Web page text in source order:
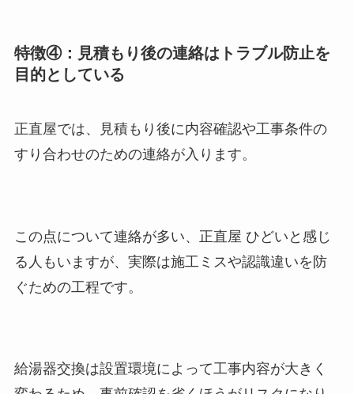
特徴④：見積もり後の連絡はトラブル防止を
目的としている
正直屋では、見積もり後に内容確認や工事条件の
すり合わせのための連絡が入ります。
この点について連絡が多い、正直屋 ひどいと感じ
る人もいますが、実際は施工ミスや認識違いを防
ぐための工程です。
給湯器交換は設置環境によって工事内容が大きく